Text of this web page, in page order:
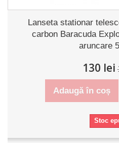
Lanseta stationar
carbon Baracuda
aruncare
130 lei
Adaugă în coș
Stoc